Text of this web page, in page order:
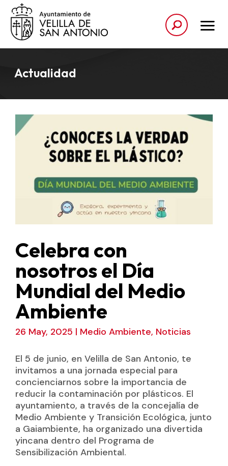
Actualidad
Celebra con
nosotros el Día
Mundial del Medio
Ambiente
26 May, 2025 | Medio Ambiente, Noticias
El 5 de junio, en Velilla de San Antonio, te
invitamos a una jornada especial para
concienciarnos sobre la importancia de
reducir la contaminación por plásticos. El
ayuntamiento, a través de la concejalía de
Medio Ambiente y Transición Ecológica, junto
a Gaiambiente, ha organizado una divertida
yincana dentro del Programa de
Sensibilización Ambiental.